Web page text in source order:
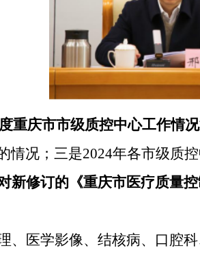
重庆市市级质控中心工作情况
情况；三是2024年各市级质
新修订的《重庆市医疗质量
、医学影像、结核病、口腔